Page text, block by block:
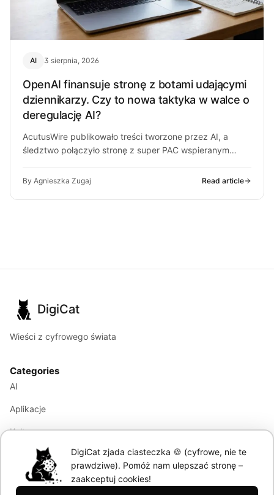
AI 3 sierpnia, 2026
OpenAI finansuje stronę z botami udającymi
dziennikarzy. Czy to nowa taktyka w walce o
deregulację AI?
AcutusWire publikowało treści tworzone przez AI, a
śledztwo połączyło stronę z super PAC wspieranym
By Agnieszka Zugaj Read article
DigiCat
Wieści z cyfrowego świata
Categories
AI
Aplikacje
Kultura
Marketing
Modele językowe
DigiCat zjada ciasteczka 🍪 (cyfrowe, nie te
prawdziwe). Pomóż nam ulepszać stronę –
zaakceptuj cookies!